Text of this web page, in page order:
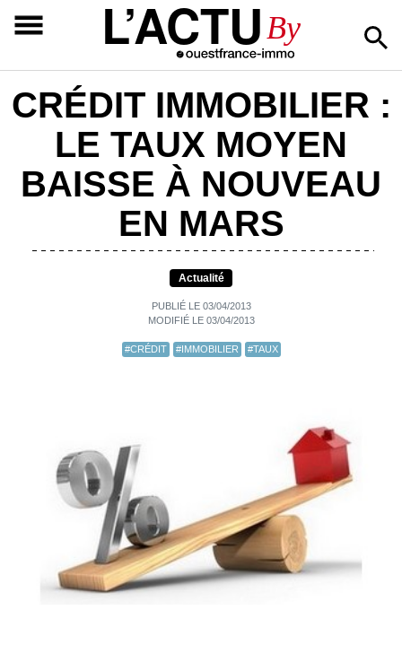
L’ACTUBy
CRÉDIT IMMOBILIER :
LE TAUX MOYEN
BAISSE À NOUVEAU
EN MARS
Actualité
PUBLIÉ LE 03/04/2013
MODIFIÉ LE 03/04/2013
#CRÉDIT #IMMOBILIER #TAUX